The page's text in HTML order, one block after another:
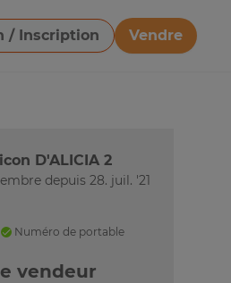
/ Inscription
Vendre
image
D'ALICIA 2
depuis 28. juil. '21
Numéro de portable
vendeur